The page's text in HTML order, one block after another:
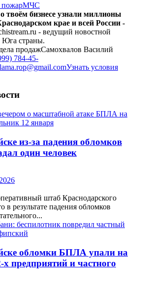
пожарМЧС
твоём бизнесе узнали миллионы
крае и всей России -
- ведущий новостной
Юга страны.
продажСамохвалов Василий
784-45-
Узнать условия
из-за падения обломков
один человек
штаб Краснодарского
в результате падения обломков
обломки БПЛА упали на
х предприятий и частного